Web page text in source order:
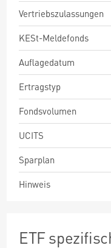
Vertriebszulassungen
KESt-Meldefonds
Auflagedatum
Ertragstyp
Fondsvolumen
UCITS
Sparplan
Hinweis
ETF